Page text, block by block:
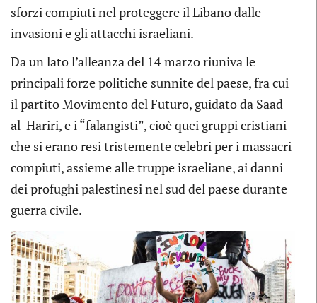
sforzi compiuti nel proteggere il Libano dalle
invasioni e gli attacchi israeliani.
Da un lato l’alleanza del 14 marzo riuniva le
principali forze politiche sunnite del paese, fra cui
il partito Movimento del Futuro, guidato da Saad
al-Hariri, e i “falangisti”, cioè quei gruppi cristiani
che si erano resi tristemente celebri per i massacri
compiuti, assieme alle truppe israeliane, ai danni
dei profughi palestinesi nel sud del paese durante
guerra civile.